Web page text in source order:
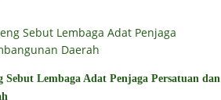
Sebut Lembaga Adat Penjaga Persatuan dan